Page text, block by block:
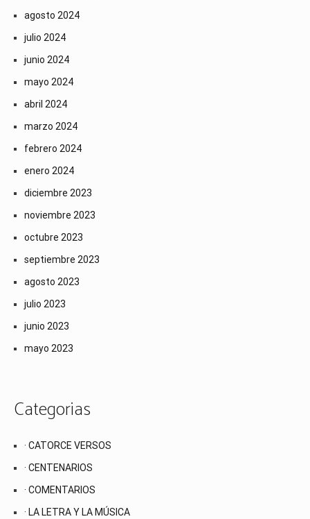
agosto 2024
julio 2024
junio 2024
mayo 2024
abril 2024
marzo 2024
febrero 2024
enero 2024
diciembre 2023
noviembre 2023
octubre 2023
septiembre 2023
agosto 2023
julio 2023
junio 2023
mayo 2023
Categorias
· CATORCE VERSOS
· CENTENARIOS
· COMENTARIOS
· LA LETRA Y LA MÚSICA